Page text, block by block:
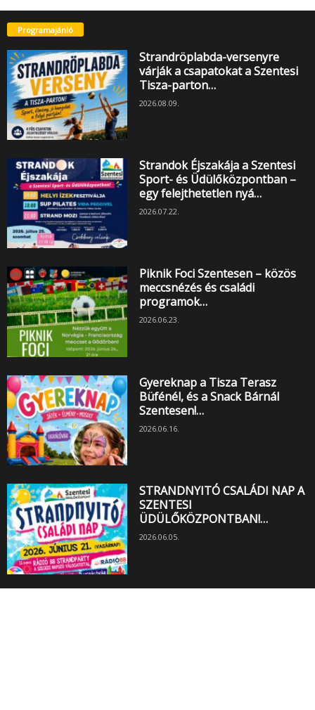
Programajánló
Strandröplabda-versenyre
várják a csapatokat a Szentesi
Tisza-parton…
2026.08.09.
Strandok Éjszakája a Szentesi
Sport- és Üdülőközpontban –
egy felejthetetlen nyá…
2026.07.22.
Piknik Foci Szentesen – közös
meccsnézés és családi
programok…
2026.06.23.
Gyereknap a Tisza Terasz
Büfénél, és a Snack Bárnál
Szentesen!…
2026.06.16.
STRANDNYITÓ CSALÁDI NAP A
SZENTESI
ÜDÜLŐKÖZPONTBAN!…
2026.06.05.